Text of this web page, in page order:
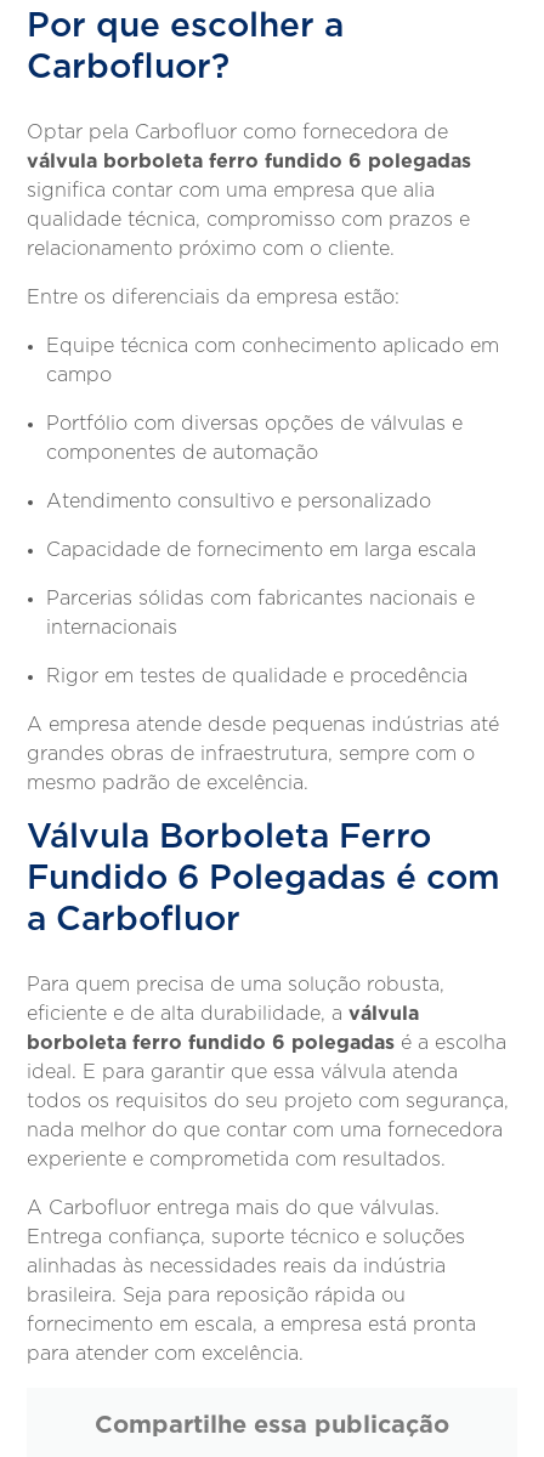
Por que escolher a
Carbofluor?
Optar pela Carbofluor como fornecedora de
válvula borboleta ferro fundido 6 polegadas
significa contar com uma empresa que alia
qualidade técnica, compromisso com prazos e
relacionamento próximo com o cliente.
Entre os diferenciais da empresa estão:
Equipe técnica com conhecimento aplicado em
campo
Portfólio com diversas opções de válvulas e
componentes de automação
Atendimento consultivo e personalizado
Capacidade de fornecimento em larga escala
Parcerias sólidas com fabricantes nacionais e
internacionais
Rigor em testes de qualidade e procedência
A empresa atende desde pequenas indústrias até
grandes obras de infraestrutura, sempre com o
mesmo padrão de excelência.
Válvula Borboleta Ferro
Fundido 6 Polegadas é com
a Carbofluor
Para quem precisa de uma solução robusta,
eficiente e de alta durabilidade, aválvula
borboleta ferro fundido 6 polegadas é a escolha
ideal. E para garantir que essa válvula atenda
todos os requisitos do seu projeto com segurança,
nada melhor do que contar com uma fornecedora
experiente e comprometida com resultados.
A Carbofluor entrega mais do que válvulas.
Entrega confiança, suporte técnico e soluções
alinhadas às necessidades reais da indústria
brasileira. Seja para reposição rápida ou
fornecimento em escala, a empresa está pronta
para atender com excelência.
Compartilhe essa publicação